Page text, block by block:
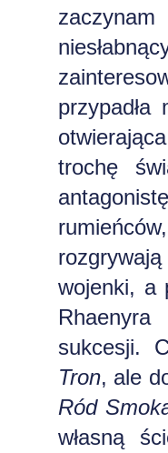
trochę
wojenki, a
sukcesji.
Tron, ale
Ród
własną